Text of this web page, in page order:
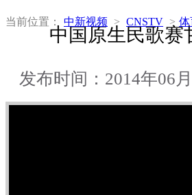
当前位置： 中新视频 > CNSTV > 体
中国原生民歌赛
发布时间：2014年06